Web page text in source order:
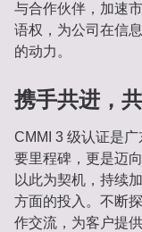
与合作伙伴，加速
语权，为公司在信
的动力。
携手共进，
CMMI 3 级认证是
要里程碑，更是迈
以此为契机，持续
方面的投入。不断
作交流，为客户提